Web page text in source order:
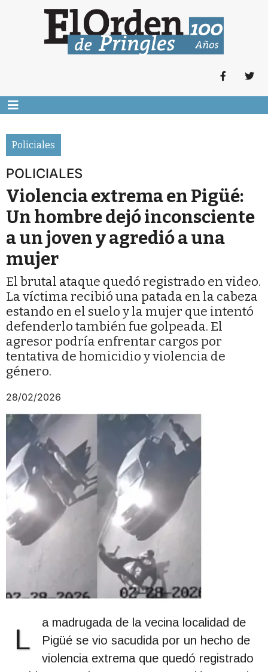
Policiales
POLICIALES
Violencia extrema en Pigüé:
Un hombre dejó inconsciente
a un joven y agredió a una
mujer
El brutal ataque quedó registrado en video.
La víctima recibió una patada en la cabeza
estando en el suelo y la mujer que intentó
defenderlo también fue golpeada. El
agresor podría enfrentar cargos por
tentativa de homicidio y violencia de
género.
28/02/2026
L
a madrugada de la vecina localidad de
Pigüé se vio sacudida por un hecho de
violencia extrema que quedó registrado